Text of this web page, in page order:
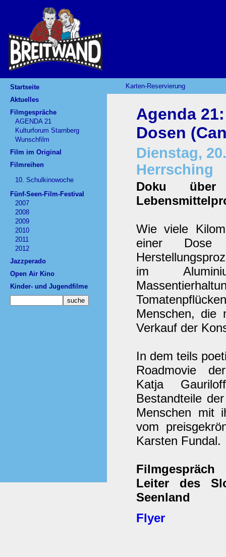
Startseite
Aktuelles
Filmgespräche
AGENDA 21
Kulturforum Starnberg
Wunschfilm
Film im Original
Filmreihen
10. Schulkinowoche
Fünf-Seen-Film-Festival
2007
2008
2009
2010
2011
2012
Jazzperado
Open Air Kino
Kinder- und Jugendfilme
Karten-Reservierung
Agenda
Dosen
Dienstag,
Herrsching
Doku
Wie viele
einer Dose
im
Menschen, die
Verkauf der
In dem teils
Roadmovie
Katja
Bestandteile
Menschen mit
vom
Karsten Fundal.
Leiter des
Seenland
Flyer